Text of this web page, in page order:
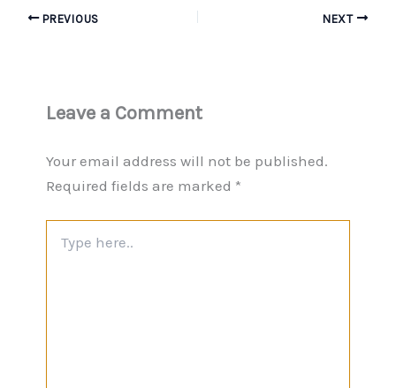
PREVIOUS NEXT
Leave a Comment
Your email address will not be published.
Required fields are marked *
here..